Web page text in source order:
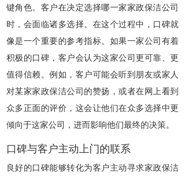
键角色。客户在决定选择哪一家家政保洁公司
时，会面临诸多选择。在这个过程中，口碑就
像是一个重要的参考指标。如果一家公司有着
积极的口碑，客户会认为这家公司更可靠、更
值得信赖。例如，客户可能会听到朋友或家人
对某家家政保洁公司的赞扬，或者在网上看到
众多正面的评价，这会让他们在众多选择中更
倾向于这家公司，进而影响他们最终的决策。
口碑与客户主动上门的联系
良好的口碑能够转化为客户主动寻求家政保洁